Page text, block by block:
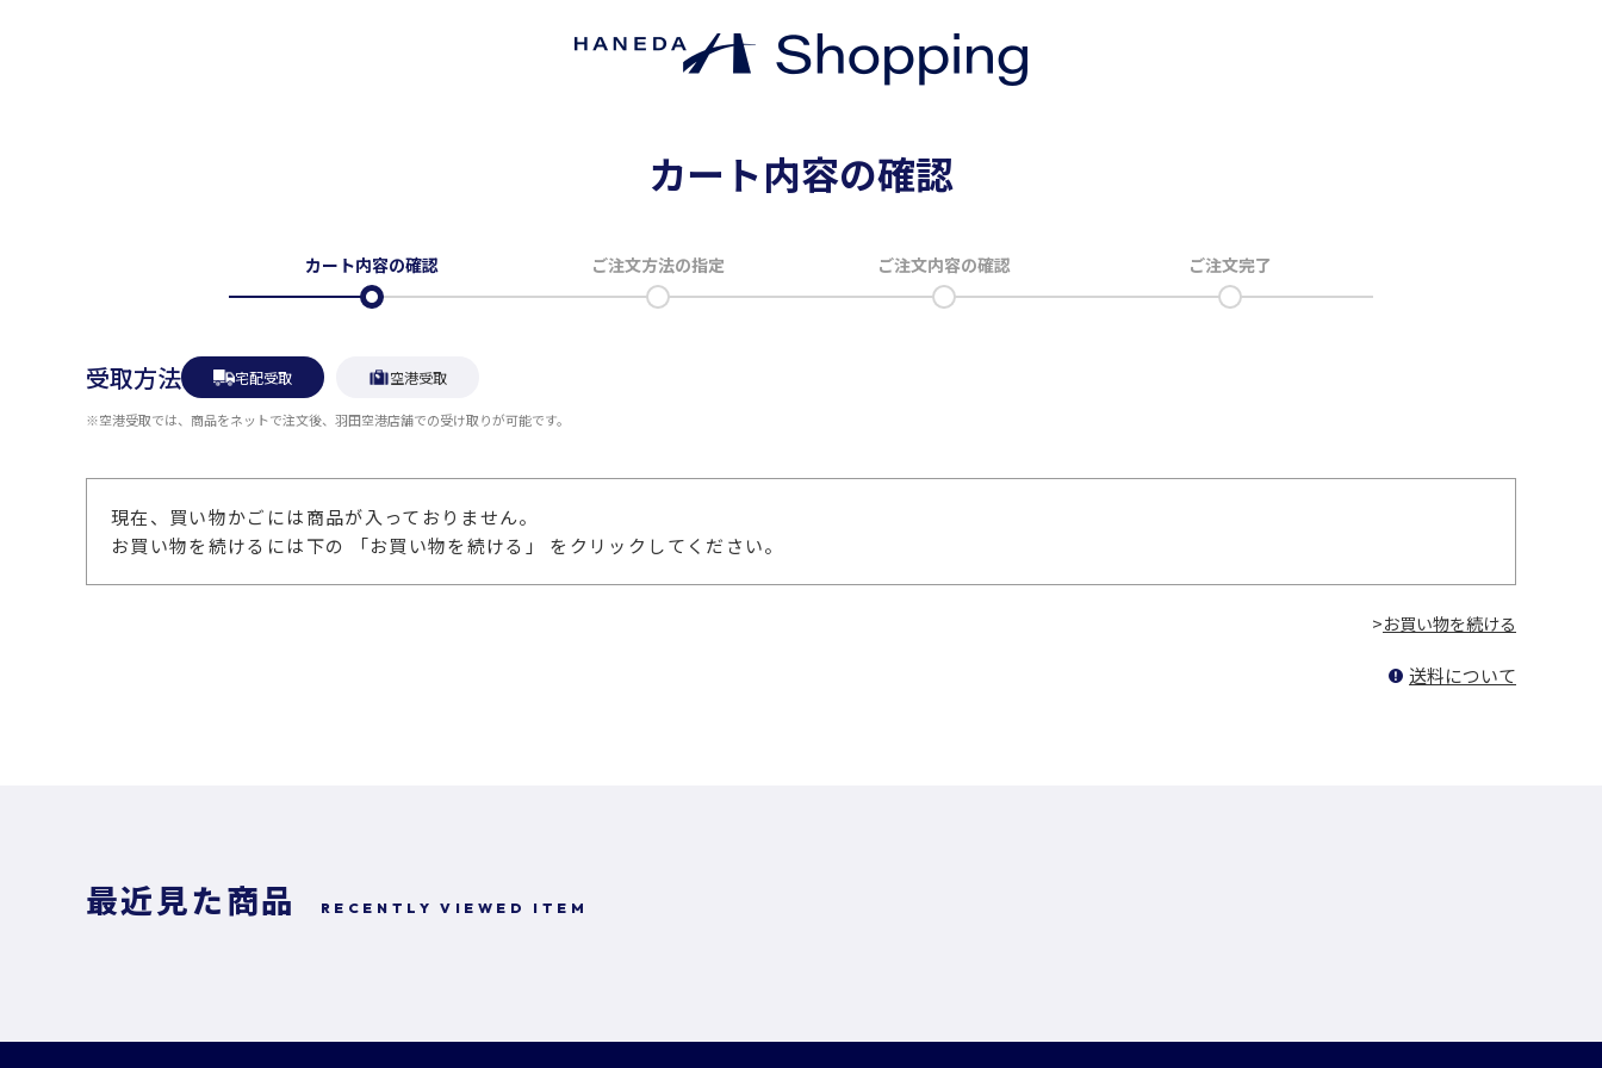
カート内容の確認
カート内容の確認 ご注文方法の指定 ご注文内容の確認 ご注文完了
受取方法 宅配受取 空港受取
※空港受取では、商品をネットで注文後、羽田空港店舗での受け取りが可能です。
現在、買い物かごには商品が入っておりません。
お買い物を続けるには下の 「お買い物を続ける」 をクリックしてください。
>
！ 送料について
最近見た商品 RECENTLY VIEWED ITEM